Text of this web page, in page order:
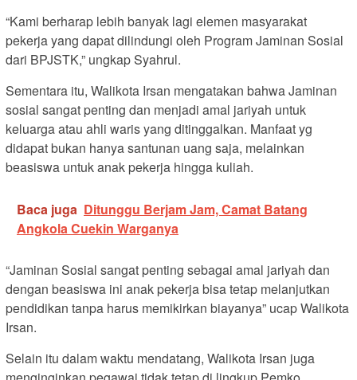
“Kami berharap lebih banyak lagi elemen masyarakat
pekerja yang dapat dilindungi oleh Program Jaminan Sosial
dari BPJSTK,” ungkap Syahrul.
Sementara itu, Walikota Irsan mengatakan bahwa Jaminan
sosial sangat penting dan menjadi amal jariyah untuk
keluarga atau ahli waris yang ditinggalkan. Manfaat yg
didapat bukan hanya santunan uang saja, melainkan
beasiswa untuk anak pekerja hingga kuliah.
Baca juga Ditunggu Berjam Jam, Camat Batang
Angkola Cuekin Warganya
“Jaminan Sosial sangat penting sebagai amal jariyah dan
dengan beasiswa ini anak pekerja bisa tetap melanjutkan
pendidikan tanpa harus memikirkan biayanya” ucap Walikota
Irsan.
Selain itu dalam waktu mendatang, Walikota Irsan juga